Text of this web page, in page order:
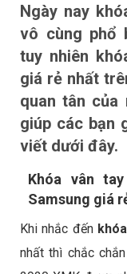
Ngày nay
vô cùng phổ
tuy nhiên
giá rẻ nhất
quan tân của
giúp các bạn
viết dưới đây.
Khóa vân
Samsung giá
Khi nhắc đến
nhất thì chắc